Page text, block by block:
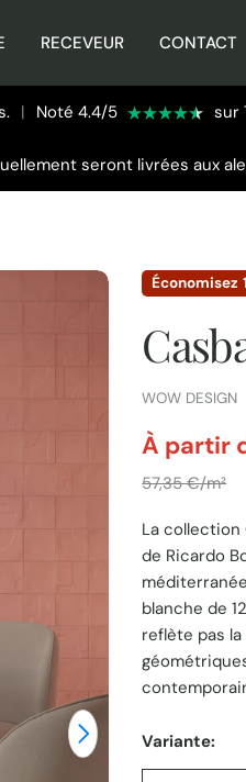
RECEVEUR CONTACT
| Noté 4.4/5 sur
seront livrées aux
Ouvrir le média
Économisez
FOURNISSEUR:
WOW DESIGN
Prix
unitaire
par
À partir
57,35 €/m²
La collection
de Ricardo
blanche de
reflète pas
Variante: